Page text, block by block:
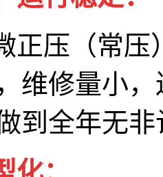
正压（常压
维修量小
到全年无